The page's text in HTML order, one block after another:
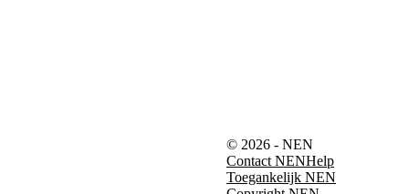
© 2026 - NEN
Contact NENHelp
Toegankelijk NEN